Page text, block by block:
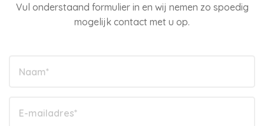
Vul onderstaand formulier in en wij nemen zo spoedig
mogelijk contact met u op.